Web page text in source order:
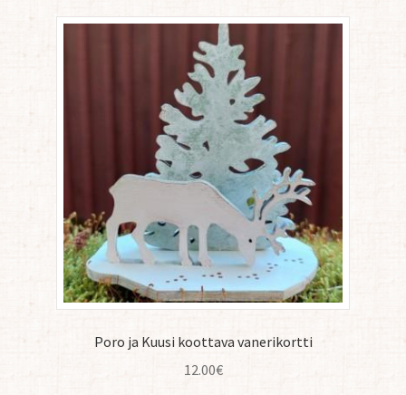
Poro ja Kuusi koottava vanerikortti
12.00€